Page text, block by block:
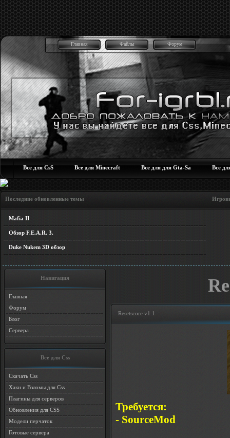
Главная Файлы Форум
Все для CsS Все для Minecraft Все для для Gta-Sa Все
Последние обновленные темы Игровые
Mafia II
Обзор F.E.A.R. 3.
Duke Nukem 3D обзор
Навигация
Главная
Форум
Блог
Сервера
Все для Css
Скачать Css
Хаки и Взломы для Css
Плагины для серверов
Обновления для CSS
Модели перчаток
Готовые сервера
Resetscore v1.1
Требуется:
- SourceMod